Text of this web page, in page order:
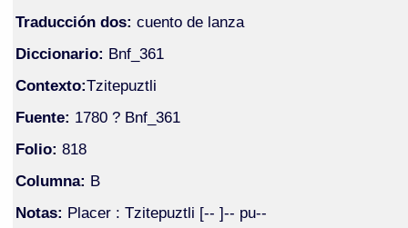
Traducción dos: cuento de lanza
Diccionario: Bnf_361
Contexto:Tzitepuztli
Fuente: 1780 ? Bnf_361
Folio: 818
Columna: B
Notas: Placer : Tzitepuztli [-- ]-- pu--